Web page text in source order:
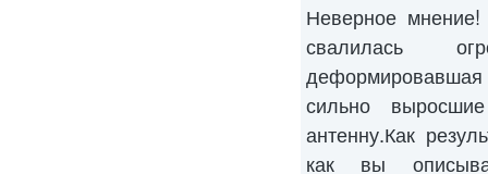
Неверное
свалилась
сильно
антенну.Как
как вы